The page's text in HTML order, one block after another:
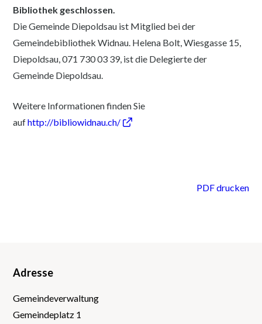
Bibliothek geschlossen.
Die Gemeinde Diepoldsau ist Mitglied bei der
Gemeindebibliothek Widnau. Helena Bolt, Wiesgasse 15,
Diepoldsau, 071 730 03 39, ist die Delegierte der
Gemeinde Diepoldsau.
Weitere Informationen finden Sie
aufhttp://bibliowidnau.ch/
PDF drucken
Footer
Adresse
Gemeindeverwaltung
Gemeindeplatz 1